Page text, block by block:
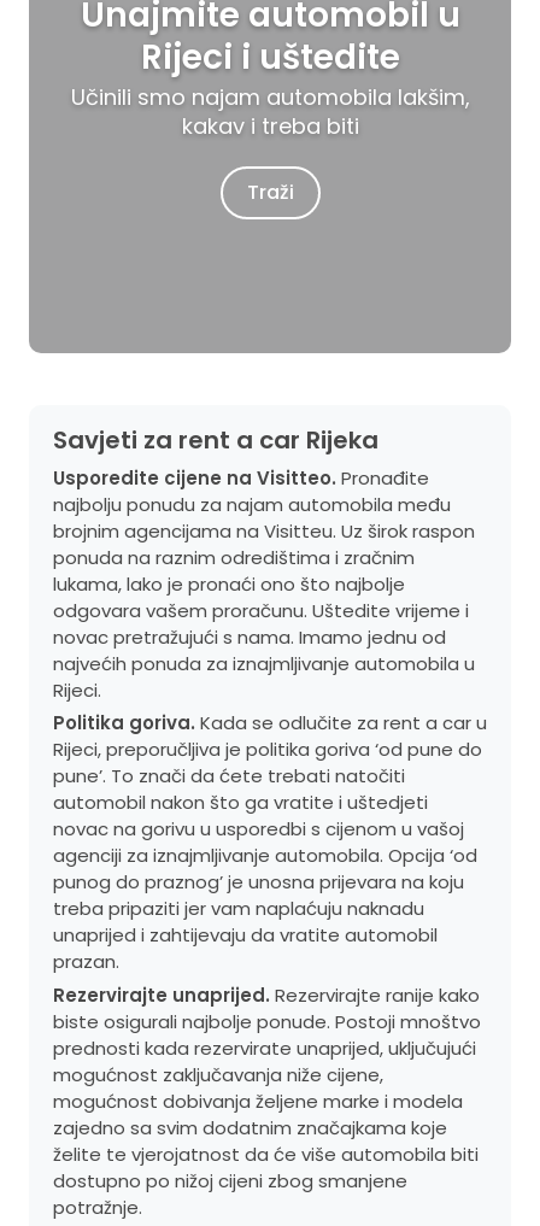
Unajmite automobil u
Rijeci i uštedite
Učinili smo najam automobila lakšim,
kakav i treba biti
Traži
Savjeti za rent a car Rijeka
Usporedite cijene na Visitteo. Pronađite
najbolju ponudu za najam automobila među
brojnim agencijama na Visitteu. Uz širok raspon
ponuda na raznim odredištima i zračnim
lukama, lako je pronaći ono što najbolje
odgovara vašem proračunu. Uštedite vrijeme i
novac pretražujući s nama. Imamo jednu od
najvećih ponuda za iznajmljivanje automobila u
Rijeci.
Politika goriva. Kada se odlučite za rent a car u
Rijeci, preporučljiva je politika goriva ‘od pune do
pune’. To znači da ćete trebati natočiti
automobil nakon što ga vratite i uštedjeti
novac na gorivu u usporedbi s cijenom u vašoj
agenciji za iznajmljivanje automobila. Opcija ‘od
punog do praznog’ je unosna prijevara na koju
treba pripaziti jer vam naplaćuju naknadu
unaprijed i zahtijevaju da vratite automobil
prazan.
Rezervirajte unaprijed. Rezervirajte ranije kako
biste osigurali najbolje ponude. Postoji mnoštvo
prednosti kada rezervirate unaprijed, uključujući
mogućnost zaključavanja niže cijene,
mogućnost dobivanja željene marke i modela
zajedno sa svim dodatnim značajkama koje
želite te vjerojatnost da će više automobila biti
dostupno po nižoj cijeni zbog smanjene
potražnje.